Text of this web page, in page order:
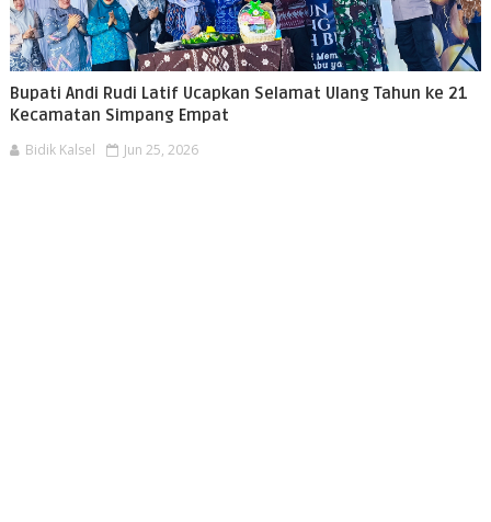
Bupati Andi Rudi Latif Ucapkan Selamat Ulang Tahun ke 21
Kecamatan Simpang Empat
Bidik Kalsel Jun 25, 2026